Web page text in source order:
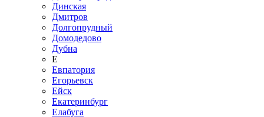
Динская
Дмитров
Долгопрудный
Домодедово
Дубна
Е
Евпатория
Егорьевск
Ейск
Екатеринбург
Елабуга